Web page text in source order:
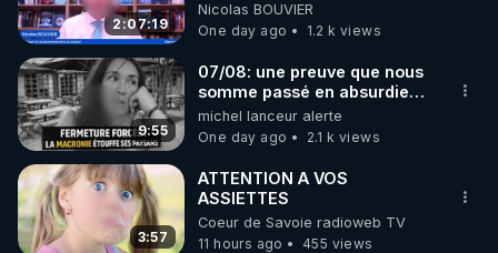
2:07:19
Nicolas BOUVIER
One day ago
1.2 k views
9:55
07/08: une preuve que nous
somme passé en absurdie
une dictature qui veut faire
taire ses opposant !
michel lanceur alerte
One day ago
2.1 k views
3:57
ATTENTION A VOS
ASSIETTES
Coeur de Savoie radioweb TV
11 hours ago
455 views